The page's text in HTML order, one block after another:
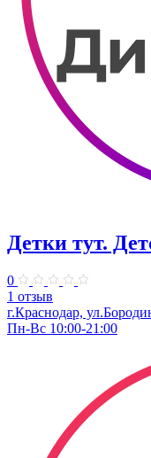
Детки тут.
0
1 отзыв
г.Краснодар,
Пн-Вс 10:00-21:00